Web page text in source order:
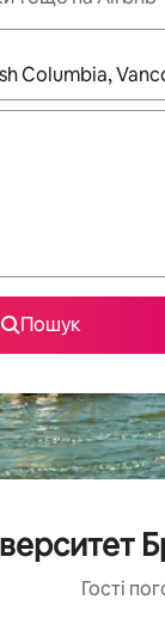
пошуку,
Пошук
Гості